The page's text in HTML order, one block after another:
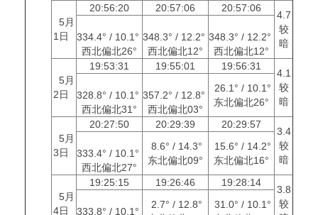
5月
1日
20:56:20 20:57:06 20:57:06
4.7
较
暗
334.4° / 10.1°
西北偏北26°
348.3° / 12.2°
西北偏北12°
348.3° / 12.2°
西北偏北12°
5月
2日
19:53:31 19:55:01 19:56:31
4.1
较
暗
328.8° / 10.1°
西北偏北31°
357.2° / 12.8°
西北偏北03°
26.1° / 10.1°
东北偏北26°
5月
3日
20:27:50 20:29:39 20:29:57
3.4
较
暗
333.4° / 10.1°
西北偏北27°
8.6° / 14.3°
东北偏北09°
15.6° / 14.2°
东北偏北16°
5月
4日
19:25:15 19:26:46 19:28:14
3.8
较
333.8° / 10.1°
2.7° / 12.8°
31.0° / 10.1°